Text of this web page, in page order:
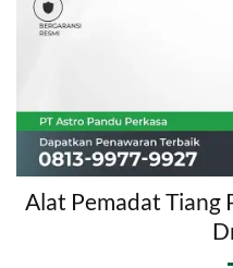
Alat Pemadat Tiang